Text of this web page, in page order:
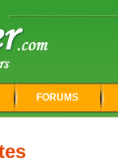
FORUMS